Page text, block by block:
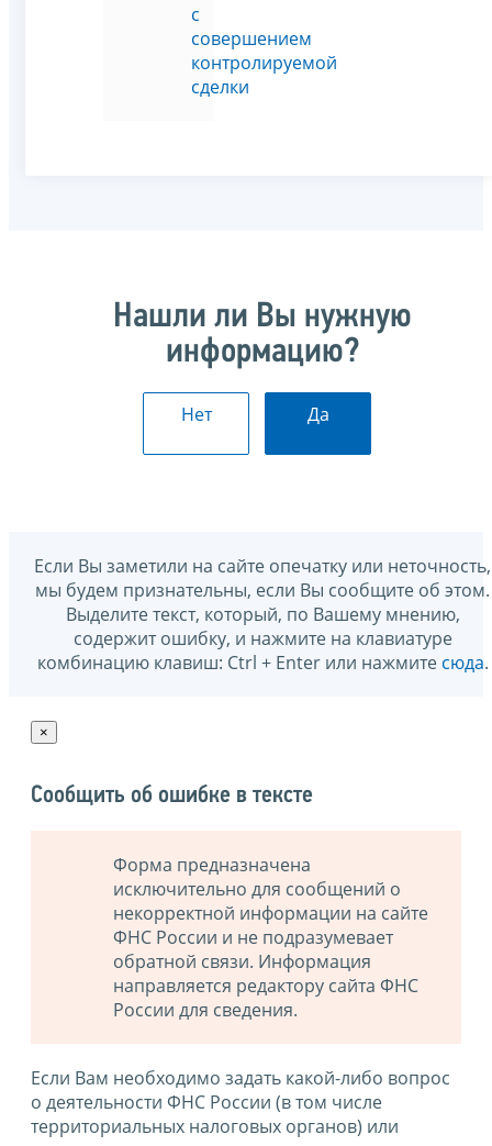
с
совершением
контролируемой
сделки
Нашли ли Вы нужную
информацию?
Нет Да
Если Вы заметили на сайте опечатку или неточность,
мы будем признательны, если Вы сообщите об этом.
Выделите текст, который, по Вашему мнению,
содержит ошибку, и нажмите на клавиатуре
комбинацию клавиш: Ctrl + Enter или нажмите сюда.
×
Сообщить об ошибке в тексте
Форма предназначена
исключительно для сообщений о
некорректной информации на сайте
ФНС России и не подразумевает
обратной связи. Информация
направляется редактору сайта ФНС
России для сведения.
Если Вам необходимо задать какой-либо вопрос
о деятельности ФНС России (в том числе
территориальных налоговых органов) или